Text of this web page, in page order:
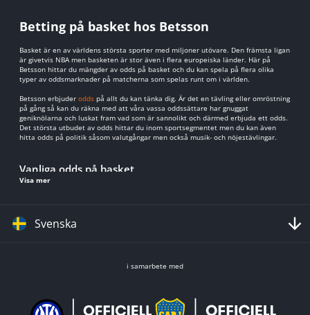
Betting på basket hos Betsson
Basket är en av världens största sporter med miljoner utövare. Den främsta ligan
är givetvis NBA men basketen är stor även i flera europeiska länder. Här på
Betsson hittar du mängder av odds på basket och du kan spela på flera olika
typer av oddsmarknader på matcherna som spelas runt om i världen.
Betsson erbjuder odds på allt du kan tänka dig. Är det en tävling eller omröstning
på gång så kan du räkna med att våra vassa oddssättare har gnuggat
geniknölarna och luskat fram vad som är sannolikt och därmed erbjuda ett odds.
Det största utbudet av odds hittar du inom sportsegmentet men du kan även
hitta odds på politik såsom valutgångar men också musik- och nöjestävlingar.
Vanliga odds på basket
vinna. Oddset är allt som oftast en reflektion av vad som är sannolikt att ske,
alltså om en favorit möter ett sämre lag så brukar favoriten ha ett lägre odds då
Du kan också spela på handikapp, vilket innebär ett teoretiskt handikapp för ett
eller om du bara vill spela på ena laget. Du kan också betta på resultatet om du
Visa mer
Svenska
i samarbete med